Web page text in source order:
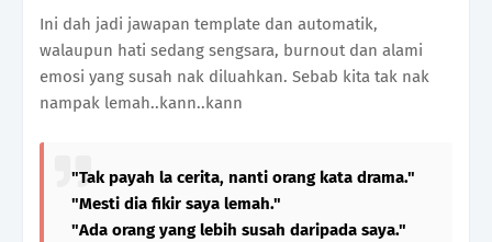
Ini dah jadi jawapan template dan automatik,
walaupun hati sedang sengsara, burnout dan alami
emosi yang susah nak diluahkan. Sebab kita tak nak
nampak lemah..kann..kann
"Tak payah la cerita, nanti orang kata drama."
"Mesti dia fikir saya lemah."
"Ada orang yang lebih susah daripada saya."